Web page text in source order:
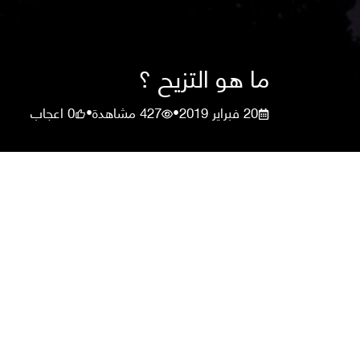
ما هو التزيح ؟
20 فبراير 2019 •
427مشاهدة•
0اعجاب